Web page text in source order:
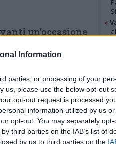
Information
parties, or processing of your
us, please use the below opt-out
opt-out request is processed
information utilized by us
opt-out. You may separately
third parties on the IAB’s list of
by us to third parties on the
un’occasione
rispettato come
a una parte ma a
dimostrato sul
caminetti o nelle
la logica dei
di quelle formule
“sei stato utile, ora
»